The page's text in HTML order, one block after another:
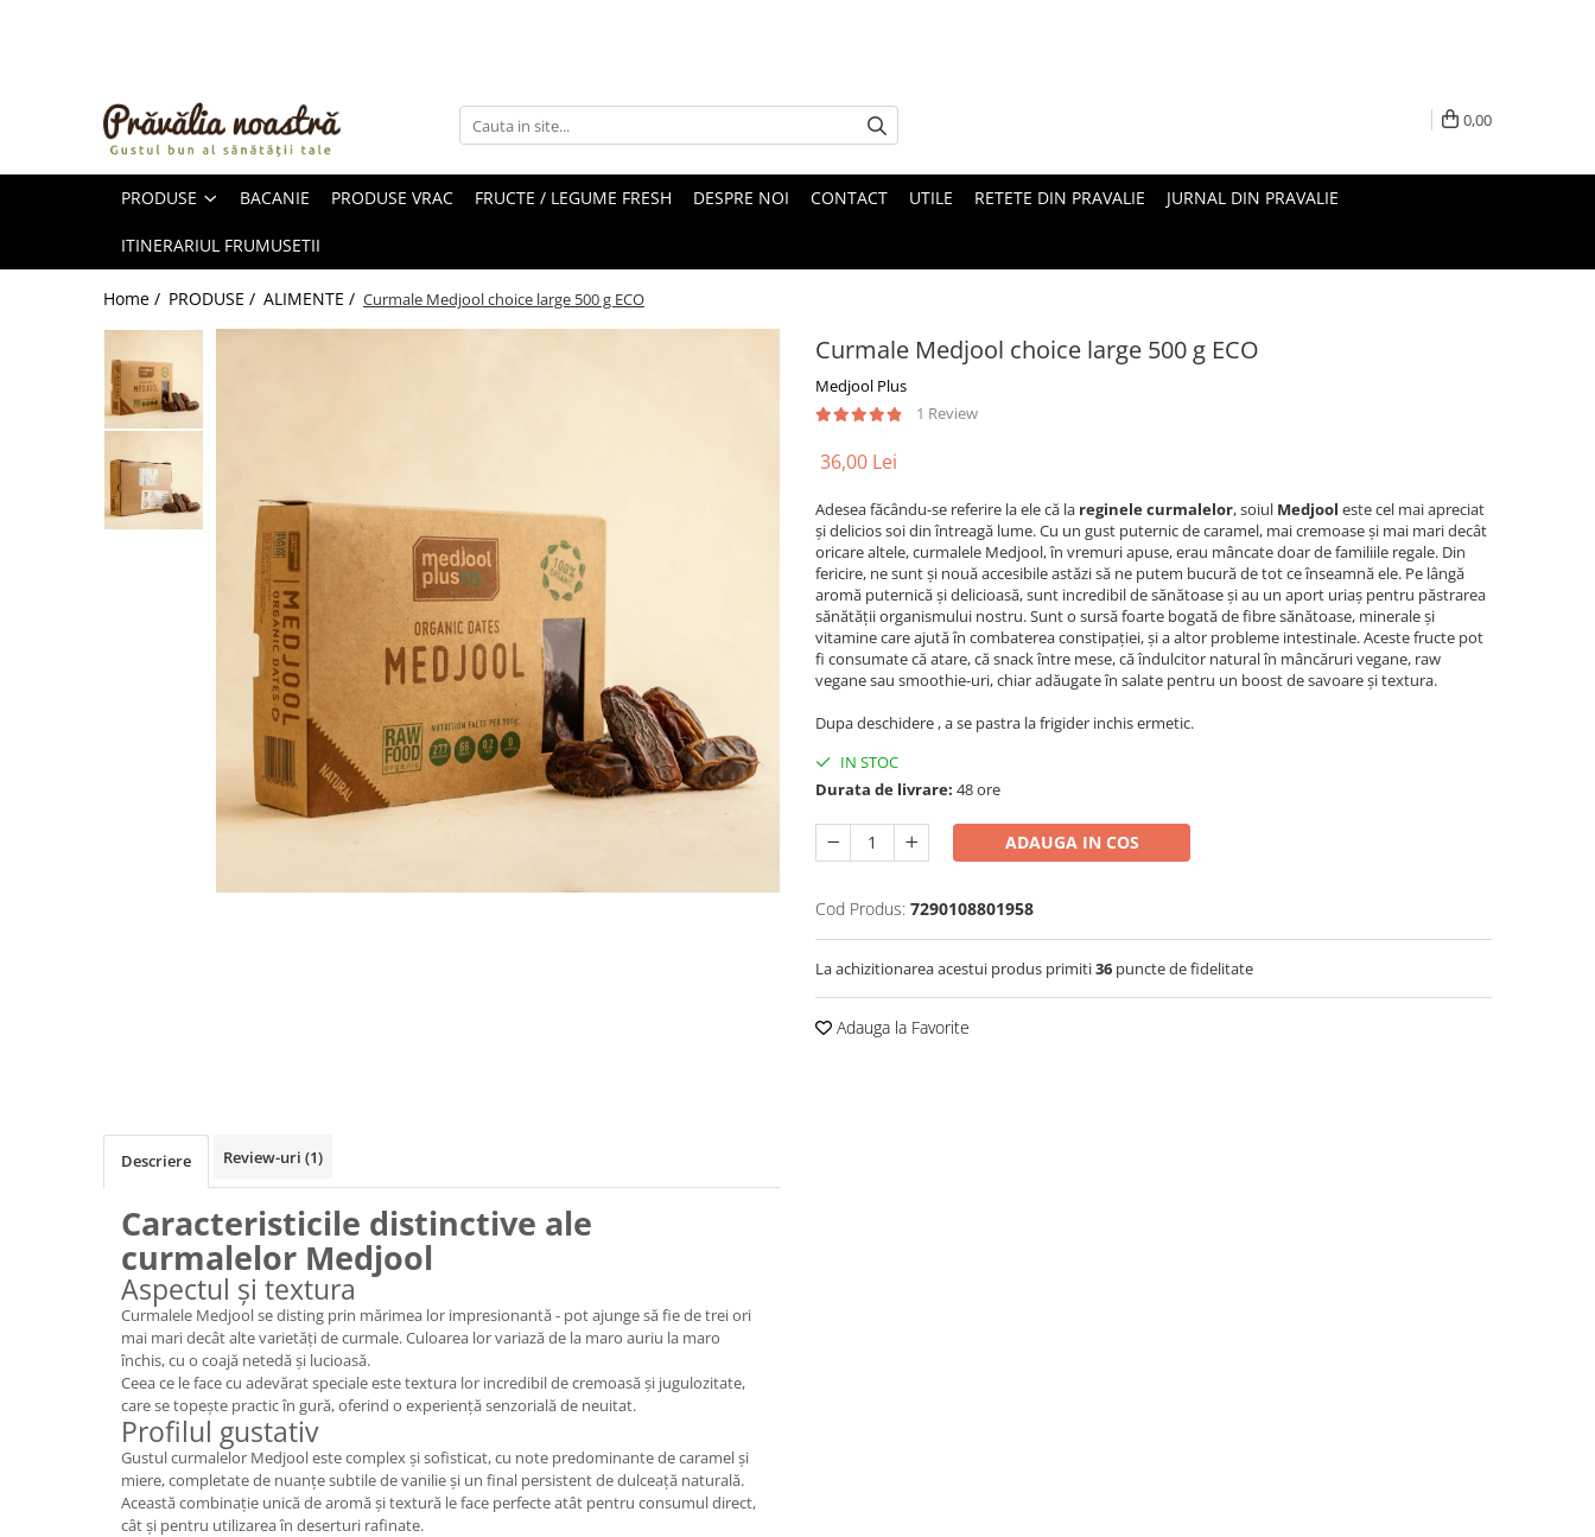
ULEIURI ȘI UNTURI
FRUCTE DESHIDRATATE
ÎNDULCITORI NATURALI / MIERE
FRUCTE LA CONSERVĂ
OȚETURI ȘI SOSURI
BĂUTURI / LAPTE VEGETAL
OREZ ȘI CEREALE
PRODUSE ECO / ORGANICE
0,00
PRODUSE BACANIE PRODUSE VRAC FRUCTE / LEGUME FRESH DESPRE NOI CONTACT UTILE RETETE DIN PRAVALIE JURNAL DIN PRAVALIE
ITINERARIUL FRUMUSETII
Home / PRODUSE / ALIMENTE / Curmale Medjool choice large 500 g ECO
Curmale Medjool choice large 500 g ECO
Medjool Plus
1 Review
36,00 Lei
Adesea făcându-se referire la ele că la reginele curmalelor, soiul Medjool este cel mai apreciat
și delicios soi din întreagă lume. Cu un gust puternic de caramel, mai cremoase și mai mari decât
oricare altele, curmalele Medjool, în vremuri apuse, erau mâncate doar de familiile regale. Din
fericire, ne sunt și nouă accesibile astăzi să ne putem bucură de tot ce înseamnă ele. Pe lângă
aromă puternică și delicioasă, sunt incredibil de sănătoase și au un aport uriaș pentru păstrarea
sănătății organismului nostru. Sunt o sursă foarte bogată de fibre sănătoase, minerale și
vitamine care ajută în combaterea constipației, și a altor probleme intestinale. Aceste fructe pot
fi consumate că atare, că snack între mese, că îndulcitor natural în mâncăruri vegane, raw
vegane sau smoothie-uri, chiar adăugate în salate pentru un boost de savoare și textura.
Dupa deschidere , a se pastra la frigider inchis ermetic.
IN STOC
Durata de livrare: 48 ore
ADAUGA IN COS
Cod Produs: 7290108801958
La achizitionarea acestui produs primiti36 puncte de fidelitate
Adauga la Favorite
Descriere Review-uri (1)
Caracteristicile distinctive ale
curmalelor Medjool
Aspectul și textura
Curmalele Medjool se disting prin mărimea lor impresionantă - pot ajunge să fie de trei ori
mai mari decât alte varietăți de curmale. Culoarea lor variază de la maro auriu la maro
închis, cu o coajă netedă și lucioasă.
Ceea ce le face cu adevărat speciale este textura lor incredibil de cremoasă și jugulozitate,
care se topește practic în gură, oferind o experiență senzorială de neuitat.
Profilul gustativ
Gustul curmalelor Medjool este complex și sofisticat, cu note predominante de caramel și
miere, completate de nuanțe subtile de vanilie și un final persistent de dulceață naturală.
Această combinație unică de aromă și textură le face perfecte atât pentru consumul direct,
cât și pentru utilizarea în deserturi rafinate.